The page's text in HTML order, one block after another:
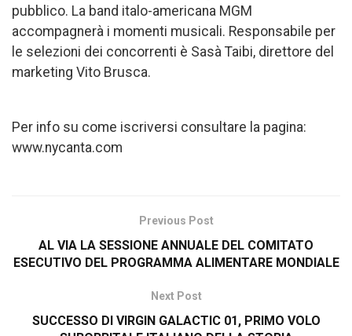
pubblico. La band italo-americana MGM
accompagnerà i momenti musicali. Responsabile per
le selezioni dei concorrenti è Sasà Taibi, direttore del
marketing Vito Brusca.
Per info su come iscriversi consultare la pagina:
www.nycanta.com
Previous Post
AL VIA LA SESSIONE ANNUALE DEL COMITATO
ESECUTIVO DEL PROGRAMMA ALIMENTARE MONDIALE
Next Post
SUCCESSO DI VIRGIN GALACTIC 01, PRIMO VOLO